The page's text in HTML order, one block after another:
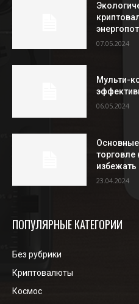
07.05.2024
Мульти-
06.05.2024
торговле
избежать
23.04.2024
ПОПУЛЯРНЫЕ КАТЕГОРИИ
Без рубрики
Криптовалюты
Космос